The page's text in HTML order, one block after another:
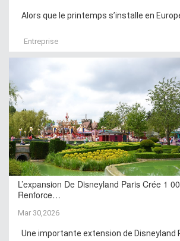
Alors que le printemps s’installe en
Entreprise
L’expansion De Disneyland Paris Crée 1
Renforce…
Mar 30,2026
Une importante extension de Disneyland